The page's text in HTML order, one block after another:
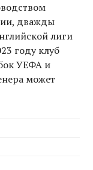
дважды
лиги
году клуб
УЕФА и
может